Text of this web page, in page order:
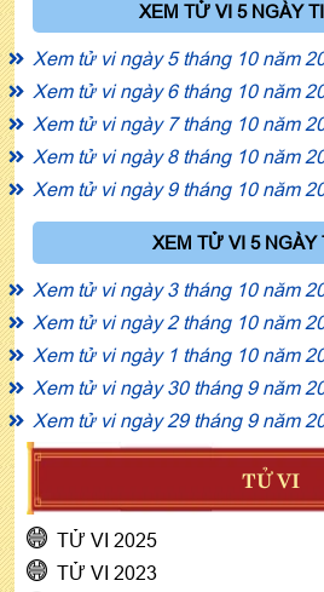
XEM TỬ VI 5 NGÀY
Xem tử vi ngày 5 tháng 10 năm
Xem tử vi ngày 6 tháng 10 năm
Xem tử vi ngày 7 tháng 10 năm
Xem tử vi ngày 8 tháng 10 năm
Xem tử vi ngày 9 tháng 10 năm
XEM TỬ VI 5 NGÀY
Xem tử vi ngày 3 tháng 10 năm
Xem tử vi ngày 2 tháng 10 năm
Xem tử vi ngày 1 tháng 10 năm
Xem tử vi ngày 30 tháng 9 năm
Xem tử vi ngày 29 tháng 9 năm
TỬ VI
TỬ VI 2025
TỬ VI 2023